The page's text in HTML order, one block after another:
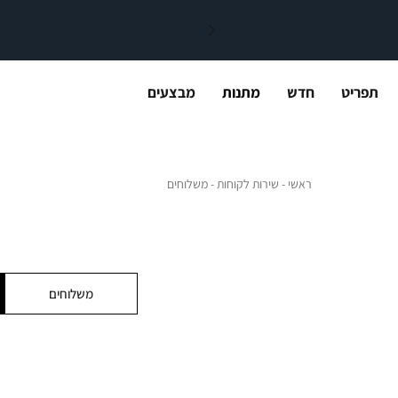
תפריט חדש מתנות מבצעים
ראשי ראשי
שירות לקוחותשירות לקוחות
משלוחיםמשלוחים
משלוחים